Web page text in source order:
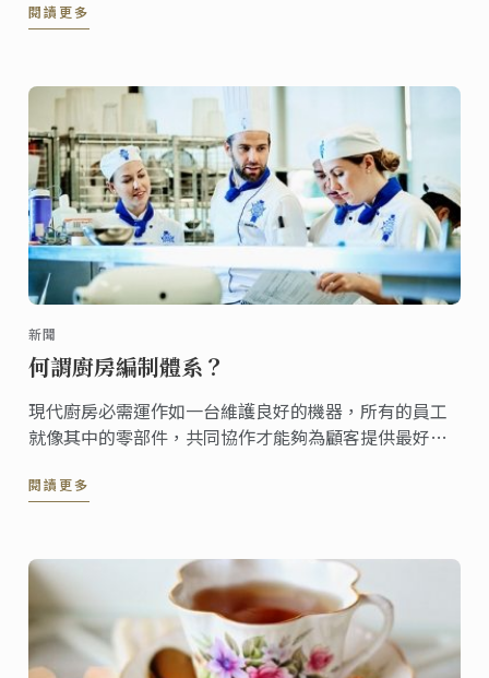
食。
閱讀更多
新聞
何謂廚房編制體系？
現代廚房必需運作如一台維護良好的機器，所有的員工
就像其中的零部件，共同協作才能夠為顧客提供最好的
閱讀更多